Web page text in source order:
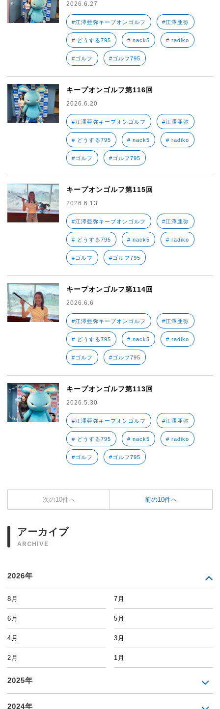
2026.6.27
#江澤亜弥キープオンゴルフ #江澤亜弥
# どうする795 # nack5 # radiko
#ゴルフ #ゴルフ795
キープオンゴルフ第116回
2026.6.20
#江澤亜弥キープオンゴルフ #江澤亜弥
# どうする795 # nack5 # radiko
#ゴルフ #ゴルフ795
キープオンゴルフ第115回
2026.6.13
#江澤亜弥キープオンゴルフ #江澤亜弥
# どうする795 # nack5 # radiko
#ゴルフ #ゴルフ795
キープオンゴルフ第114回
2026.6.6
#江澤亜弥キープオンゴルフ #江澤亜弥
# どうする795 # nack5 # radiko
#ゴルフ #ゴルフ795
キープオンゴルフ第113回
2026.5.30
#江澤亜弥キープオンゴルフ #江澤亜弥
# どうする795 # nack5 # radiko
#ゴルフ #ゴルフ795
次の10件へ 前の10件へ
アーカイブ
ARCHIVE
2026年
8月 7月
6月 5月
4月 3月
2月 1月
2025年
2024年